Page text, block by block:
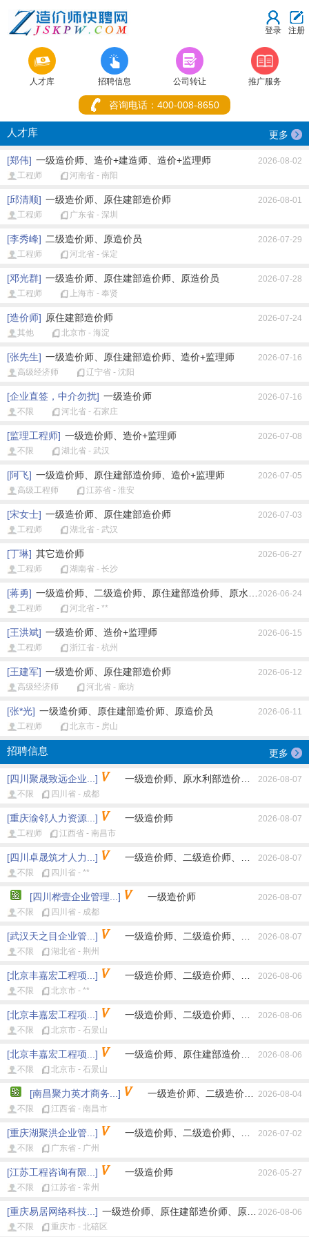
登录 注册

人才库

招聘信息

公司转让 推广服务
咨询电话：400-008-8650
人才库 更多
[郑伟] 一级造价师、造价+建造师、造价+监理师
2026-08-02
工程师
河南省 - 南阳
[邱清顺] 一级造价师、原住建部造价师
2026-08-01
工程师
广东省 - 深圳
[李秀峰] 二级造价师、原造价员
2026-07-29
工程师
河北省 - 保定
[邓光群] 一级造价师、原住建部造价师、原造价员
2026-07-28
工程师
上海市 - 奉贤
[造价师] 原住建部造价师
2026-07-24
其他
北京市 - 海淀
[张先生] 一级造价师、原住建部造价师、造价+监理师
2026-07-16
高级经济师
辽宁省 - 沈阳
[企业直签，中介勿扰] 一级造价师
2026-07-16
不限
河北省 - 石家庄
[监理工程师] 一级造价师、造价+监理师
2026-07-08
不限
湖北省 - 武汉
[阿飞] 一级造价师、原住建部造价师、造价+监理师
2026-07-05
高级工程师
江苏省 - 淮安
[宋女士] 一级造价师、原住建部造价师
2026-07-03
工程师
湖北省 - 武汉
[丁琳] 其它造价师
2026-06-27
工程师
湖南省 - 长沙
[蒋勇] 一级造价师、二级造价师、原住建部造价师、原水利部造价师
2026-06-24
工程师
河北省 - **
[王洪斌] 一级造价师、造价+监理师
2026-06-15
工程师
浙江省 - 杭州
[王建军] 一级造价师、原住建部造价师
2026-06-12
高级经济师
河北省 - 廊坊
[张*光] 一级造价师、原住建部造价师、原造价员
2026-06-11
工程师
北京市 - 房山
招聘信息 更多
[四川聚晟致远企业...] 一级造价师、原水利部造价师、原交通部
2026-08-07
不限
四川省 - 成都
[重庆渝邻人力资源...] 一级造价师
2026-08-07
工程师
江西省 - 南昌市
[四川卓晟筑才人力...] 一级造价师、二级造价师、原住建部造价
2026-08-07
不限
四川省 - **
[四川桦壹企业管理...] 一级造价师
2026-08-07
不限
四川省 - 成都
[武汉天之目企业管...] 一级造价师、二级造价师、原住建部造价
2026-08-07
不限
湖北省 - 荆州
[北京丰嘉宏工程项...] 一级造价师、二级造价师、原住建部造价
2026-08-06
不限
北京市 - **
[北京丰嘉宏工程项...] 一级造价师、二级造价师、原住建部造价
2026-08-06
不限
北京市 - 石景山
[北京丰嘉宏工程项...] 一级造价师、原住建部造价师、原水利部
2026-08-06
不限
北京市 - 石景山
[南昌聚力英才商务...] 一级造价师、二级造价师、原住建部
2026-08-04
不限
江西省 - 南昌市
[重庆湖聚洪企业管...] 一级造价师、二级造价师、原住建部造价
2026-07-02
不限
广东省 - 广州
[江苏工程咨询有限...] 一级造价师
2026-05-27
不限
江苏省 - 常州
[重庆易居网络科技...] 一级造价师、原住建部造价师、原水利部造价
2026-08-06
不限
重庆市 - 北碚区